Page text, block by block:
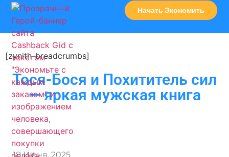
Начать Экономить
[zynith-breadcrumbs]
Тося-Бося и Похититель сил
— яркая мужская книга
18 Июня, 2025